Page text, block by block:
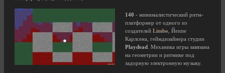
140 - минималистический ритм-
платформер от одного из
создателей Limbo , Йеппе
Карлсена, геймдизайнера студии
Playdead
. Механика игры завязана
на геометрии и ритмике под
задорную электронную музыку.